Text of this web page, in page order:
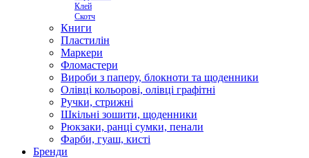
Клей
Скотч
Книги
Пластилін
Маркери
Фломастери
Вироби з паперу, блокноти та щоденники
Олівці кольорові, олівці графітні
Ручки, стрижні
Шкільні зошити, щоденники
Рюкзаки, ранці сумки, пенали
Фарби, гуаш, кисті
Бренди